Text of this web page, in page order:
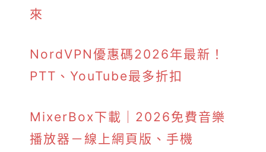
來
NordVPN優惠碼2026年最新！
PTT、YouTube最多折扣
MixerBox下載｜2026免費音樂
播放器－線上網頁版、手機